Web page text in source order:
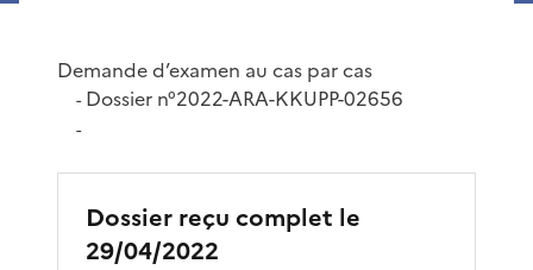
Demande d’examen au cas par cas
-Dossier n°2022-ARA-KKUPP-02656
-
Dossier reçu complet le
29/04/2022